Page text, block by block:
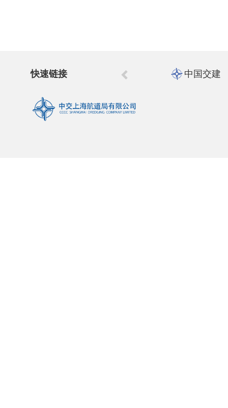
快速链接 中国交建